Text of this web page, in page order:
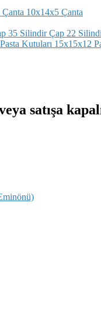
10x14x5 Çanta
35 SilindirÇap 22
Kutuları 15x15x12
satışa